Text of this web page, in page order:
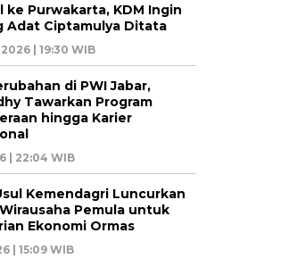
ke Purwakarta, KDM Ingin
Adat Ciptamulya Ditata
| 19:30 WIB
di PWI Jabar,
Tawarkan Program
hingga Karier
| 22:04 WIB
Kemendagri Luncurkan
Pemula untuk
Ekonomi Ormas
| 15:09 WIB